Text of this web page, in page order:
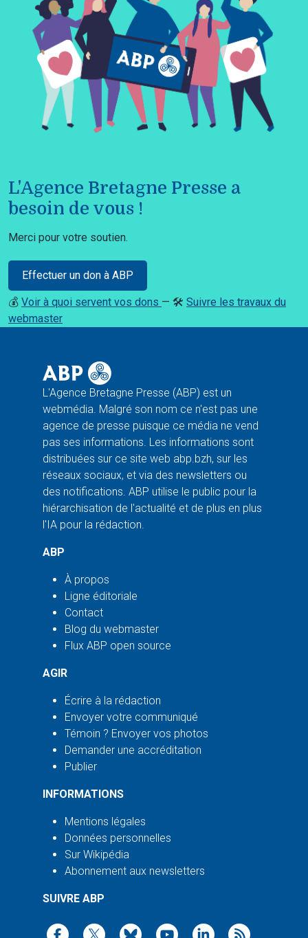
L'Agence Bretagne Presse a
besoin de vous !
Merci pour votre soutien.
Effectuer un don à ABP
💰 Voir à quoi servent vos dons — 🛠️ Suivre les travaux du
webmaster
L'Agence Bretagne Presse (ABP) est un
webmédia. Malgré son nom ce n'est pas une
agence de presse puisque ce média ne vend
pas ses informations. Les informations sont
distribuées sur ce site web abp.bzh, sur les
réseaux sociaux, et via des newsletters ou
des notifications. ABP utilise le public pour la
hiérarchisation de l'actualité et de plus en plus
l'IA pour la rédaction.
ABP
À propos
Ligne éditoriale
Contact
Blog du webmaster
Flux ABP open source
AGIR
Écrire à la rédaction
Envoyer votre communiqué
Témoin ? Envoyer vos photos
Demander une accréditation
Publier
INFORMATIONS
Mentions légales
Données personnelles
Sur Wikipédia
Abonnement aux newsletters
SUIVRE ABP